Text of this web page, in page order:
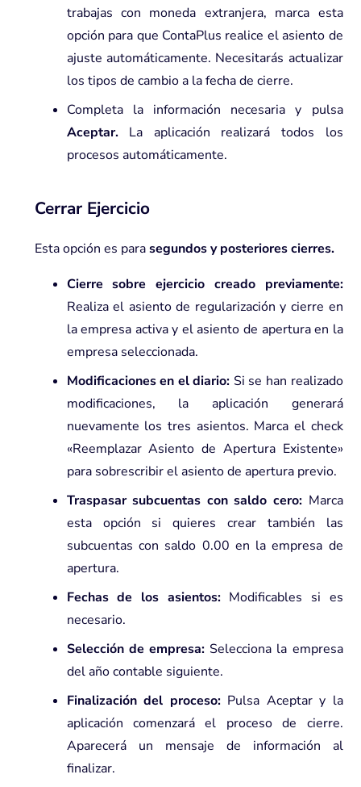
trabajas con moneda extranjera, marca esta
opción para que ContaPlus realice el asiento de
ajuste automáticamente. Necesitarás actualizar
los tipos de cambio a la fecha de cierre.
Completa la información necesaria y pulsa
Aceptar.La aplicación realizará todos los
procesos automáticamente.
Cerrar Ejercicio
Esta opción es parasegundos y posteriores cierres.
Cierre sobre ejercicio creado previamente:
Realiza el asiento de regularización y cierre en
la empresa activa y el asiento de apertura en la
empresa seleccionada.
Modificaciones en el diario: Si se han realizado
modificaciones, la aplicación generará
nuevamente los tres asientos. Marca el check
«Reemplazar Asiento de Apertura Existente»
para sobrescribir el asiento de apertura previo.
Traspasar subcuentas con saldo cero: Marca
esta opción si quieres crear también las
subcuentas con saldo 0.00 en la empresa de
apertura.
Fechas de los asientos:Modificables si es
necesario.
Selección de empresa: Selecciona la empresa
del año contable siguiente.
Finalización del proceso:Pulsa Aceptar y la
aplicación comenzará el proceso de cierre.
Aparecerá un mensaje de información al
finalizar.